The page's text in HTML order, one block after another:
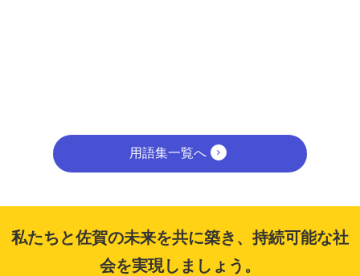
用語集一覧へ
私たちと佐賀の未来を共に築き、持続可能な社
会を実現しましょう。